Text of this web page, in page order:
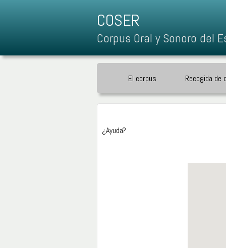
COSER
Corpus Oral y Sonoro del
El corpus Recogida de
¿Ayuda?